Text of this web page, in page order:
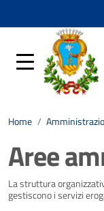
Home /
Aree
La struttura
gestiscono i servizi